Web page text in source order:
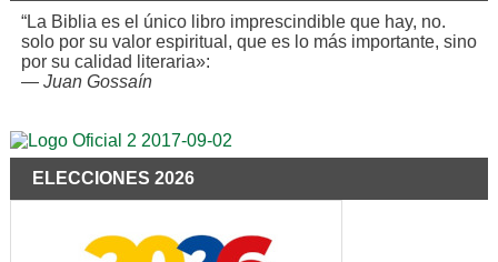
“La Biblia es el único libro imprescindible que hay, no.
solo por su valor espiritual, que es lo más importante, sino
por su calidad literaria»:
— Juan Gossaín
ELECCIONES 2026